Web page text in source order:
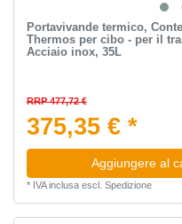
Portavivande termico,
Thermos per cibo - per il
Acciaio inox, 35L
RRP 477,72 €
375,35 € *
Aggiungere al
* IVA inclusaescl. Spedizione